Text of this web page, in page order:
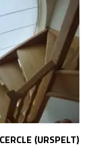
(URSPELT)